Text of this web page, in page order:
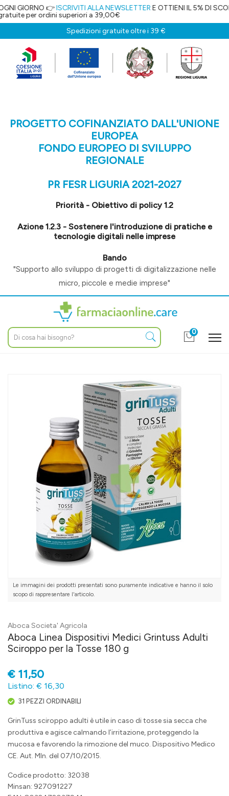
👉ISCRIVITI ALLA NEWSLETTERE OTTIENI IL 5% DI SCONTO!
superiori a 39,00€
Spedizioni gratuite oltre i 39 €
PROGETTO COFINANZIATO DALL'UNIONE
EUROPEA
FONDO EUROPEO DI SVILUPPO
REGIONALE
PR FESR LIGURIA 2021-2027
Priorità - Obiettivo di policy 1.2
Azione 1.2.3 - Sostenere l'introduzione di pratiche e
tecnologie digitali nelle imprese
Bando
"Supporto allo sviluppo di progetti di digitalizzazione nelle
micro, piccole e medie imprese"
0
Rimedi naturali per
Aboca Linea Dispositivi Medici Grintuss Adulti Sciroppo per la
Tosse 180 g
Le immagini dei prodotti presentati sono puramente indicative e hanno il solo
scopo di rappresentare l'articolo.
Aboca Societa' Agricola
Aboca Linea Dispositivi Medici Grintuss Adulti
Sciroppo per la Tosse 180 g
€ 11,50
Listino: € 16,30
31 PEZZI ORDINABILI
GrinTuss sciroppo adulti è utile in caso di tosse sia secca che
produttiva e agisce calmando l’irritazione, proteggendo la
mucosa e favorendo la rimozione del muco. Dispositivo Medico
CE. Aut. MIn. del 07/10/2015.
Codice prodotto: 32038
Minsan: 927091227